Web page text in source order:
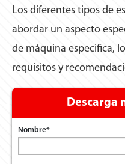
Los diferentes tipos de
abordar un aspecto
de máquina especifica,
requisitos y
Descarga
Nombre*